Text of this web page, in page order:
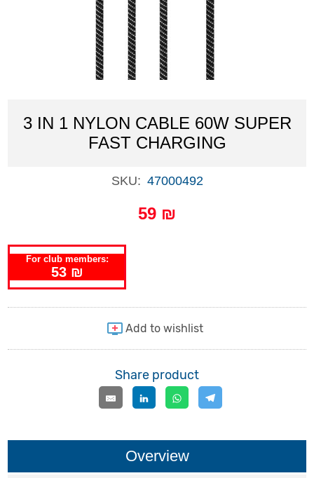
3 IN 1 NYLON CABLE 60W SUPER
FAST CHARGING
SKU: 47000492
59 ₪
For club members:
53 ₪
Share product
Overview